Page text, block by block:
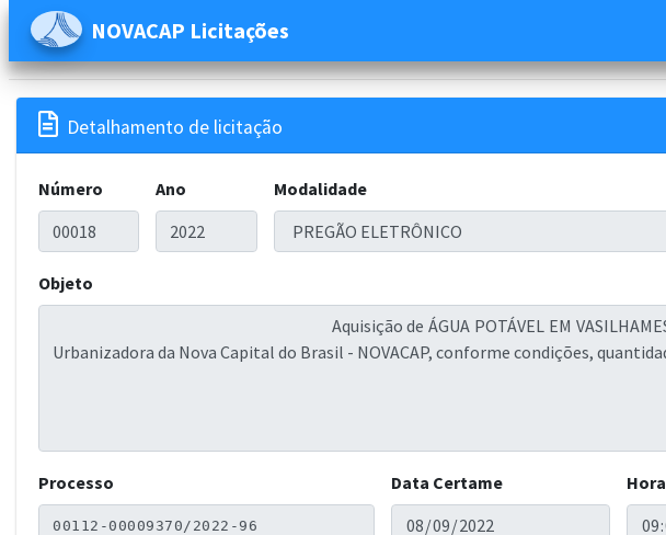
NOVACAP Licitações
 Detalhamento de licitação
Número Ano Modalidade
Objeto
Processo Data Certame Hora